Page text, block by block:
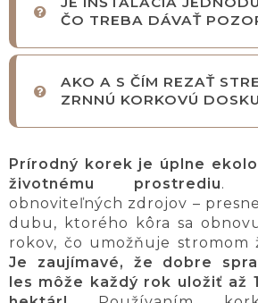
ČO TREBA DÁVAŤ
AKO A S ČÍM REZAŤ
ZRNNÚ KORKOVÚ
Prírodný korek je úplne
životnému prostrediu.
obnoviteľných zdrojov –
dubu, ktorého kôra sa
rokov, čo umožňuje stromom
Je zaujímavé, že dobre
les môže každý rok uložiť až